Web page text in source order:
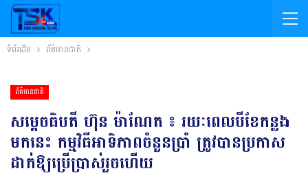
ទំព័រដើម ព័ត៌មានជាតិ
ព័ត៌មានជាតិ
សម្តេចធិបតី ហ៊ុន ម៉ាណែត ៖ រយៈពេលបីខែកន្លង
មកនេះ កម្មវិធីអាទិភាពចំនួនប្រាំ ត្រូវបានប្រកាស
ដាក់ឱ្យប្រើប្រាស់រួចហើយ